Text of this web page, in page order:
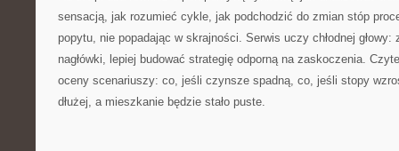
sensacją, jak rozumieć cykle, jak podchodzić do zmian stóp
popytu, nie popadając w skrajności. Serwis uczy chłodnej głowy:
nagłówki, lepiej budować strategię odporną na zaskoczenia.
oceny scenariuszy: co, jeśli czynsze spadną, co, jeśli stopy
dłużej, a mieszkanie będzie stało puste.